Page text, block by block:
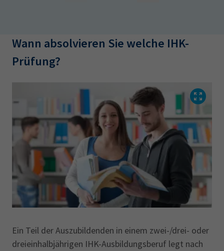
Wann absolvieren Sie welche IHK-
Prüfung?
Ein Teil der Auszubildenden in einem zwei-/drei- oder
dreieinhalbjährigen IHK-Ausbildungsberuf legt nach